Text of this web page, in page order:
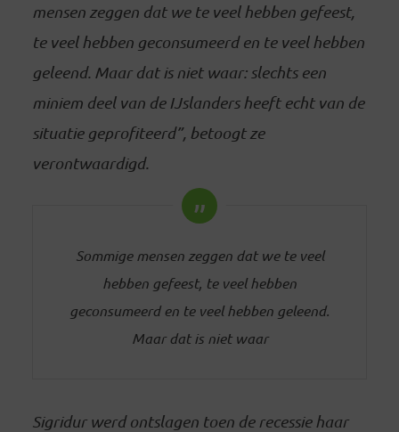
mensen zeggen dat we te veel hebben gefeest,
te veel hebben geconsumeerd en te veel hebben
geleend. Maar dat is niet waar: slechts een
miniem deel van de IJslanders heeft echt van de
situatie geprofiteerd”, betoogt ze
verontwaardigd.
Sommige mensen zeggen dat we te veel
hebben gefeest, te veel hebben
geconsumeerd en te veel hebben geleend.
Maar dat is niet waar
Sigridur werd ontslagen toen de recessie haar